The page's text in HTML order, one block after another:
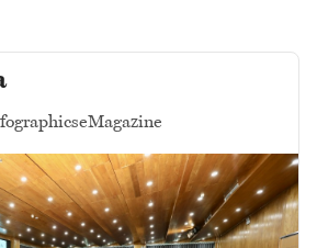
eMagazine